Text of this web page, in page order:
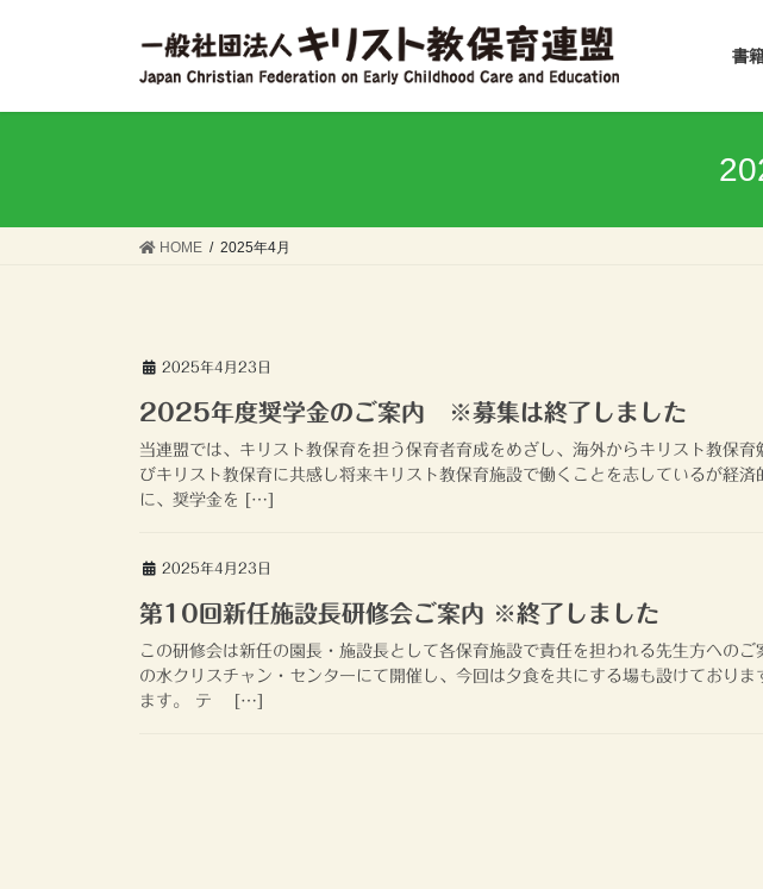
書
HOME 2025年4月
2025年4月23日
2025年度奨学金のご案内 ※募集は終了しました
当連盟では、キリスト教保育を担う保育者育成をめざし、海外からキリスト教保育
びキリスト教保育に共感し将来キリスト教保育施設で働くことを志しているが経
に、奨学金を […]
2025年4月23日
第10回新任施設長研修会ご案内 ※終了しました
この研修会は新任の園長・施設長として各保育施設で責任を担われる先生方への
の水クリスチャン・センターにて開催し、今回は夕食を共にする場も設けておりま
ます。 テ […]